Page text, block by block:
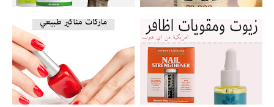
تجربتي مع زيت فيتامين e وفوائده لتفتيح
البشرة وتنعيم الشعر وكيف استخدمه في
روتيني؟